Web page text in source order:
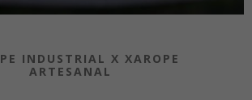
INDUSTRIAL X XAROPE
ARTESANAL